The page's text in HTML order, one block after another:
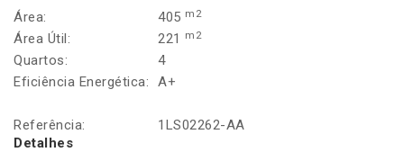
Área:
405 m2
Área Útil: 221 m2
Quartos:
4
Eficiência Energética:
A+
Referência:
1LS02262-AA
Detalhes